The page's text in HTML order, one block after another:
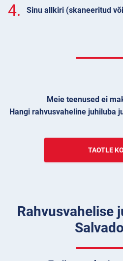
4. Sinu allkiri (skaneeritud
Meie teenused ei
Hangi rahvusvaheline juhiluba
TAOTLE
Rahvusvahelise